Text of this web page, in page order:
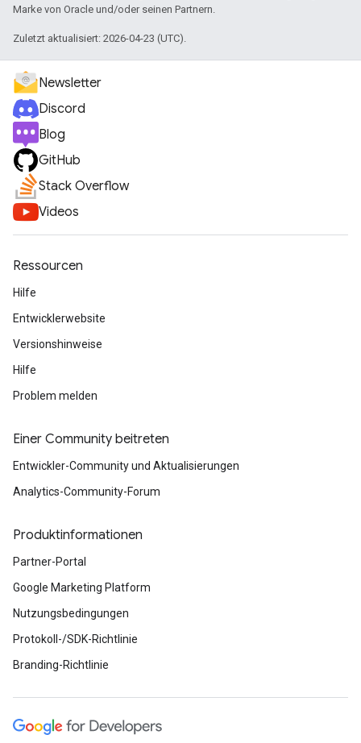
Marke von Oracle und/oder seinen Partnern.
Zuletzt aktualisiert: 2026-04-23 (UTC).
Newsletter
Discord
Blog
GitHub
Stack Overflow
Videos
Ressourcen
Hilfe
Entwicklerwebsite
Versionshinweise
Hilfe
Problem melden
Einer Community beitreten
Entwickler-Community und Aktualisierungen
Analytics-Community-Forum
Produktinformationen
Partner-Portal
Google Marketing Platform
Nutzungsbedingungen
Protokoll-/SDK-Richtlinie
Branding-Richtlinie